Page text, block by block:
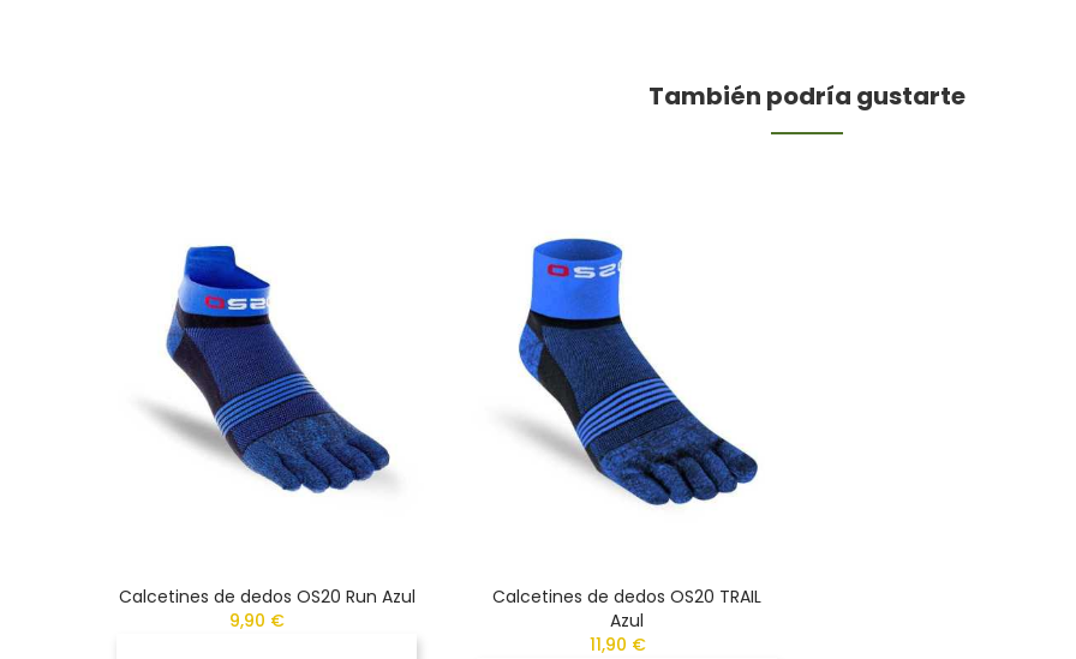
También podría gustarte
Calcetines de dedos OS20 Run Azul
9,90 €
Calcetines de dedos OS20 TRAIL
Azul
11,90 €